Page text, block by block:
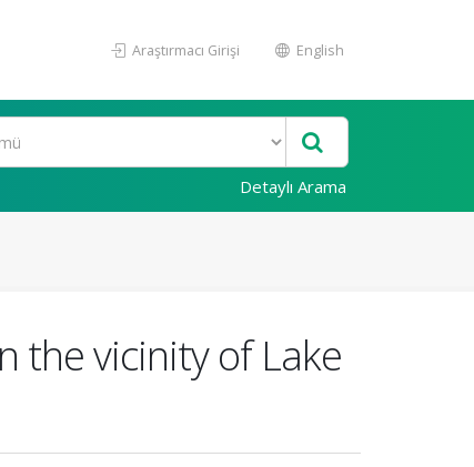
Araştırmacı Girişi English
Detaylı Arama
the vicinity of Lake